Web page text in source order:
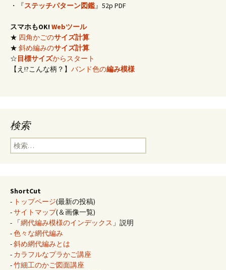
・『ステッチパターン図鑑』52p PDF
スマホもOK! Webツール
★ 四角かごのサイズ計算
★ 斜め編みのサイズ計算
☆目標サイズからスタート
【え!?こんな柄？】 バンド色の編み模様
検索
検
索:
ShortCut
- トップページ(最新の投稿)
-サイトマップ(＆画像一覧)
- 「網代編み模様のインデックス 」説明
-色々な網代編み
-斜め網代編みとは
- カラフルなプラかご講座
-竹細工のかご図面講座